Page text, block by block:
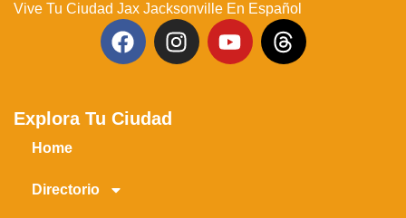
Vive Tu Ciudad Jax Jacksonville En Español
Explora Tu Ciudad
Home
Directorio